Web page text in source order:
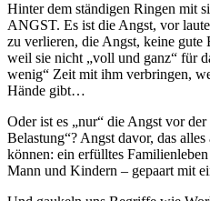
Hinter dem ständigen Ringen mit
ANGST. Es ist die Angst, vor
zu verlieren, die Angst, keine gute
weil sie nicht „voll und ganz“ für
wenig“ Zeit mit ihm verbringen,
Hände gibt…
Oder ist es „nur“ die Angst vor
Belastung“? Angst davor, das
können: ein erfülltes
Mann und Kindern – gepaart mit